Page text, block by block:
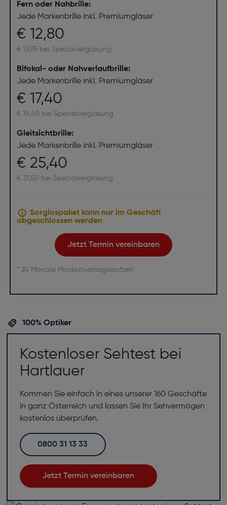
Fern oder Nahbrille:
Jede Markenbrille inkl. Premiumgläser
€ 12,80
€ 15,95 bei Spezialverglasung
Bifokal- oder Nahverlaufbrille:
Jede Markenbrille inkl. Premiumgläser
€ 17,40
€ 18,40 bei Spezialverglasung
Gleitsichtbrille:
Jede Markenbrille inkl. Premiumgläser
€ 25,40
€ 31,50 bei Spezialverglasung
Sorglospaket kann nur im Geschäft
abgeschlossen werden
Jetzt Termin vereinbaren
* 24 Monate Mindestvertragslaufzeit
100% Optiker
Kostenloser Sehtest bei
Hartlauer
Kommen Sie einfach in eines unserer 160 Geschäfte
in ganz Österreich und lassen Sie Ihr Sehvermögen
kostenlos überprüfen.
0800 31 13 33
Jetzt Termin vereinbaren